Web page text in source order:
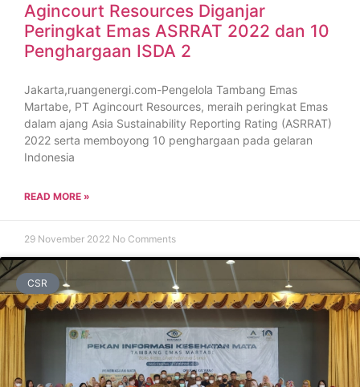
Agincourt Resources Diganjar
Peringkat Emas ASRRAT 2022 dan 10
Penghargaan ISDA 2
Jakarta,ruangenergi.com-Pengelola Tambang Emas
Martabe, PT Agincourt Resources, meraih peringkat Emas
dalam ajang Asia Sustainability Reporting Rating (ASRRAT)
2022 serta memboyong 10 penghargaan pada gelaran
Indonesia
READ MORE »
29 November 2022 No Comments
CSR